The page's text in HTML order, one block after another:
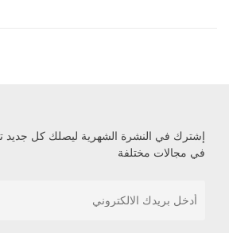
إشترك في النشرة الشهرية ليصلك كل جديد
في مجالات مختلفة